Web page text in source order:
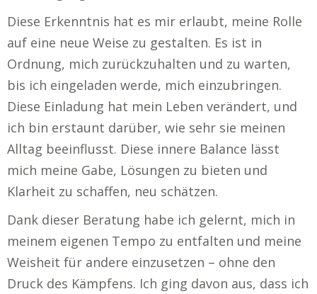
Diese Erkenntnis hat es mir erlaubt, meine Rolle
auf eine neue Weise zu gestalten. Es ist in
Ordnung, mich zurückzuhalten und zu warten,
bis ich eingeladen werde, mich einzubringen.
Diese Einladung hat mein Leben verändert, und
ich bin erstaunt darüber, wie sehr sie meinen
Alltag beeinflusst. Diese innere Balance lässt
mich meine Gabe, Lösungen zu bieten und
Klarheit zu schaffen, neu schätzen.
Dank dieser Beratung habe ich gelernt, mich in
meinem eigenen Tempo zu entfalten und meine
Weisheit für andere einzusetzen – ohne den
Druck des Kämpfens. Ich ging davon aus, dass ich